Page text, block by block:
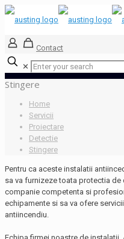
Contact
✕
Stingere
Home
Servicii
Proiectare
Detectie
Stingere
Pentru ca aceste instalatii
sa va furnizeze toata protectia de
companie competenta si
echipamente si sa va ofere
antiincendiu.